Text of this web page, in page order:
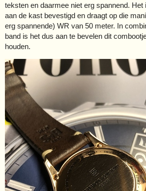
teksten en daarmee niet erg spannend.
aan de kast bevestigd en draagt op die
erg spannende) WR van 50 meter. In
band is het dus aan te bevelen dit
houden.